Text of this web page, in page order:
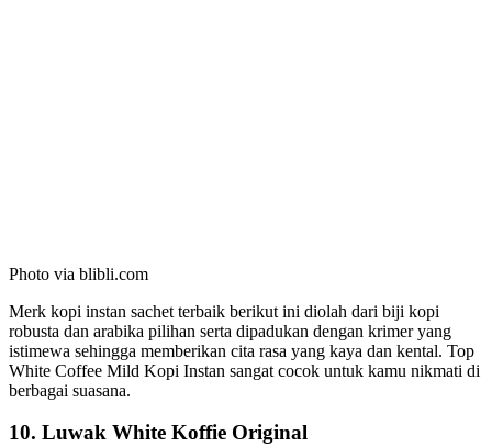
Photo via blibli.com
Merk kopi instan sachet terbaik berikut ini diolah dari biji kopi
robusta dan arabika pilihan serta dipadukan dengan krimer yang
istimewa sehingga memberikan cita rasa yang kaya dan kental. Top
White Coffee Mild Kopi Instan sangat cocok untuk kamu nikmati di
berbagai suasana.
10. Luwak White Koffie Original